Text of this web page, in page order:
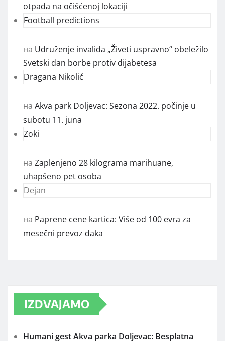
otpada na očišćenoj lokaciji
Football predictions
на Udruženje invalida „Živeti uspravno“ obeležilo
Svetski dan borbe protiv dijabetesa
Dragana Nikolić
на Akva park Doljevac: Sezona 2022. počinje u
subotu 11. juna
Zoki
на Zaplenjeno 28 kilograma marihuane,
uhapšeno pet osoba
Dejan
на Paprene cene kartica: Više od 100 evra za
mesečni prevoz đaka
IZDVAJAMO
Humani gest Akva parka Doljevac: Besplatna